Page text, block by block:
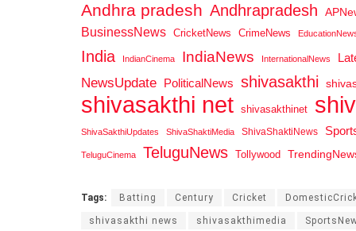
Andhra pradesh Andhrapradesh
BusinessNews CricketNews CrimeNews
India IndianCinema IndiaNews InternationalNews
NewsUpdate PoliticalNews shivasakthi
shivasakthi net shivasakthinet
ShivaSakthiUpdates ShivaShaktiMedia ShivaShaktiNews
TeluguCinema TeluguNews Tollywood
Tags: Batting Century Cricket
shivasakthi news shivasakthimedia